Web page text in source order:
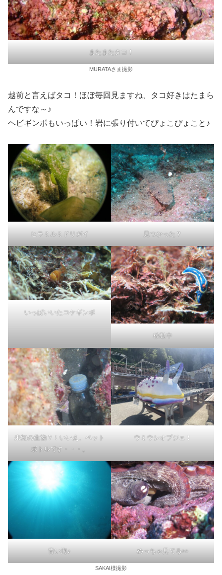
またまたタコ！
MURATAさま撮影
越前と言えばタコ！ほぼ毎回見ますね、タコ好きはたまら
んですな～♪
ヘビギンポもいっぱい！岩に張り付いてぴょこぴょこと♪
ヒラミルミドリガイ 見つかった？
いっぱいいたコケギンポ
移動中
未知の生物？！いいえ、ペット
ボトルです・・・。
ウミウシオブジェ！
青い海♪ めっちゃ見てる👀
SAKAI様撮影